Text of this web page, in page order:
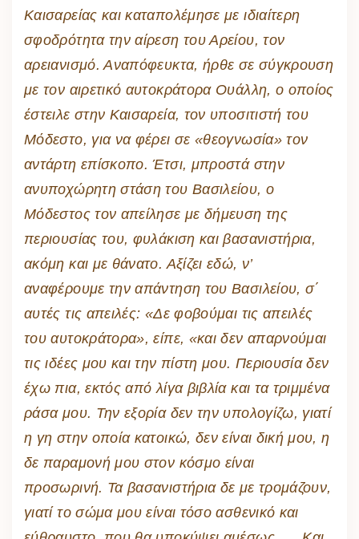
Καισαρείας και καταπολέμησε με ιδιαίτερη
σφοδρότητα την αίρεση του Αρείου, τον
αρειανισμό. Αναπόφευκτα, ήρθε σε σύγκρουση
με τον αιρετικό αυτοκράτορα Ουάλλη, ο οποίος
έστειλε στην Καισαρεία, τον υποσιτιστή του
Μόδεστο, για να φέρει σε «θεογνωσία» τον
αντάρτη επίσκοπο. Έτσι, μπροστά στην
ανυποχώρητη στάση του Βασιλείου, ο
Μόδεστος τον απείλησε με δήμευση της
περιουσίας του, φυλάκιση και βασανιστήρια,
ακόμη και με θάνατο. Αξίζει εδώ, ν’
αναφέρουμε την απάντηση του Βασιλείου, σ΄
αυτές τις απειλές: «Δε φοβούμαι τις απειλές
του αυτοκράτορα», είπε, «και δεν απαρνούμαι
τις ιδέες μου και την πίστη μου. Περιουσία δεν
έχω πια, εκτός από λίγα βιβλία και τα τριμμένα
ράσα μου. Την εξορία δεν την υπολογίζω, γιατί
η γη στην οποία κατοικώ, δεν είναι δική μου, η
δε παραμονή μου στον κόσμο είναι
προσωρινή. Τα βασανιστήρια δε με τρομάζουν,
γιατί το σώμα μου είναι τόσο ασθενικό και